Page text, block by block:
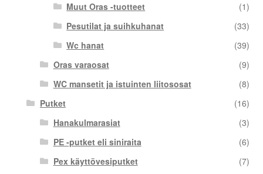
Muut Oras -tuotteet
(1)
Pesutilat ja suihkuhanat
(33)
Wc hanat
(39)
Oras varaosat
(9)
WC mansetit ja istuinten liitososat
(8)
Putket
(16)
Hanakulmarasiat
(3)
PE -putket eli siniraita
(6)
Pex käyttövesiputket
(7)